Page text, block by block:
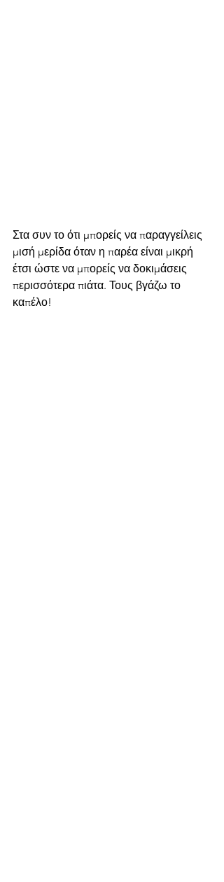
Στα συν το ότι μπορείς να παραγγείλεις
μισή μερίδα όταν η παρέα είναι μικρή
έτσι ώστε να μπορείς να δοκιμάσεις
περισσότερα πιάτα. Τους βγάζω το
καπέλο!